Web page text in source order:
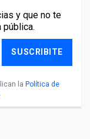
y que no te
pública.
SUSCRIBITE
la Política de
.